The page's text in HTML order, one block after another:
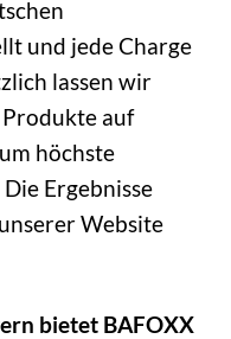
und jede Charge
lassen wir
auf
höchste
Ergebnisse
Website
bietet BAFOXX